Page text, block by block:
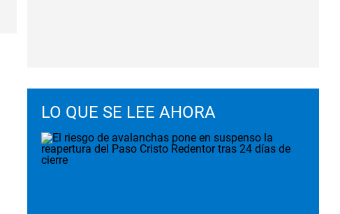
LO QUE SE LEE AHORA